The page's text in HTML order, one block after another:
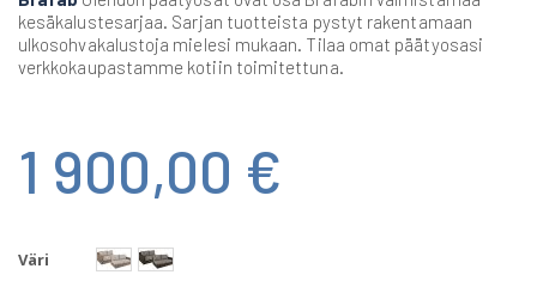
kesäkalustesarjaa. Sarjan tuotteista pystyt rakentamaan
ulkosohvakalustoja mielesi mukaan. Tilaa omat päätyosasi
verkkokaupastamme kotiin toimitettuna.
1 900,00 €
Väri